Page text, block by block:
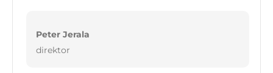
Peter Jerala
direktor